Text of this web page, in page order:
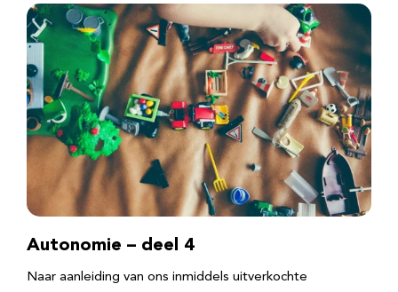
Autonomie – deel 4
Naar aanleiding van ons inmiddels uitverkochte